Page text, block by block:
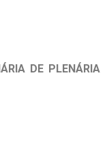
DE PLENÁRIA